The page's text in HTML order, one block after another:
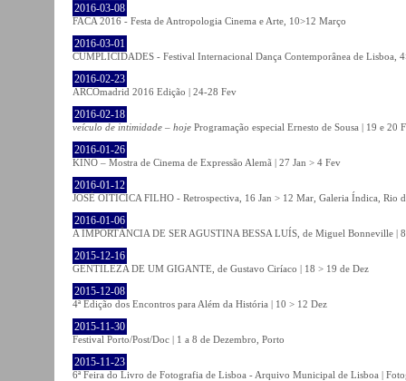
2016-03-08
FACA 2016 - Festa de Antropologia Cinema e Arte, 10>12 Março
2016-03-01
CUMPLICIDADES - Festival Internacional Dança Contemporânea de Lisboa,
2016-02-23
ARCOmadrid 2016 Edição | 24-28 Fev
2016-02-18
veículo de intimidade – hoje Programação especial Ernesto de Sousa | 19 e 20
2016-01-26
KINO – Mostra de Cinema de Expressão Alemã | 27 Jan > 4 Fev
2016-01-12
JOSÉ OITICICA FILHO - Retrospectiva, 16 Jan > 12 Mar, Galeria Índica, Rio
2016-01-06
A IMPORTÂNCIA DE SER AGUSTINA BESSA LUÍS, de Miguel Bonneville |
2015-12-16
GENTILEZA DE UM GIGANTE, de Gustavo Ciríaco | 18 > 19 de Dez
2015-12-08
4ª Edição dos Encontros para Além da História | 10 > 12 Dez
2015-11-30
Festival Porto/Post/Doc | 1 a 8 de Dezembro, Porto
2015-11-23
6ª Feira do Livro de Fotografia de Lisboa - Arquivo Municipal de Lisboa |